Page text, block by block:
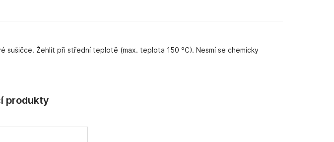
sušičce. Žehlit při střední teplotě (max. teplota 150 °C). Nesmí se chemicky